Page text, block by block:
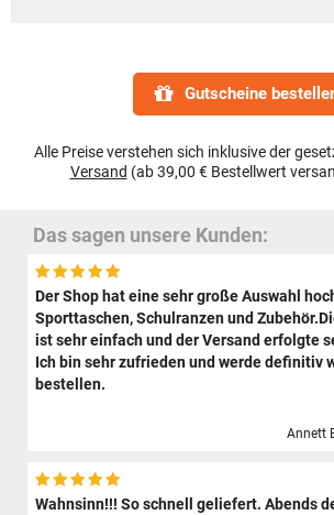
Gutscheine
Alle Preise verstehen sich inklusive der
Versand (ab 39,00 € Bestellwert
Das sagen unsere Kunden:
Der Shop hat eine sehr große Auswahl
Sporttaschen, Schulranzen und
ist sehr einfach und der Versand erfolgte
Ich bin sehr zufrieden und werde definitiv
bestellen.
Annett
Wahnsinn!!! So schnell geliefert. Abends